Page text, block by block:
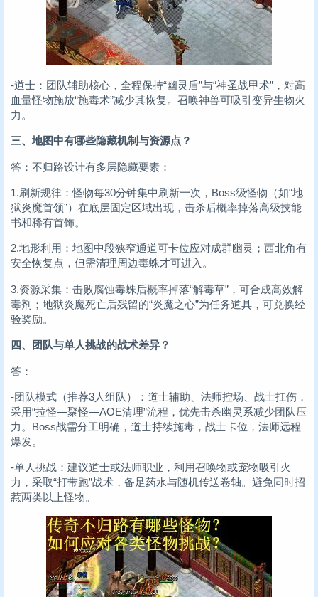
-道士：团队辅助核心，全程保持“幽灵盾”与“神圣战甲术”，对高
血量怪物施放“施毒术”减少其恢复。召唤神兽可吸引变异生物火
力。
三、地图中有哪些隐藏机制与资源点？
答：不归路设计有多层隐藏要素：
1.刷新规律：怪物每30分钟集中刷新一次，Boss级怪物（如“地
狱炎魔首领”）在底层固定区域出现，击杀后概率掉落高级技能
书和稀有首饰。
2.地形利用：地图中段狭窄通道可卡位应对成群幽灵；西北角有
安全恢复点，但需清理周边毒蛛才可进入。
3.资源采集：击败腐蚀毒蛛后概率掉落“解毒草”，可合成高效解
毒剂；地狱炎魔死亡后残留的“炎魔之心”为任务道具，可兑换经
验奖励。
四、团队与单人挑战的战术差异？
答：
-团队模式（推荐3人组队）：道士辅助、法师控场、战士扛伤，
采用“拉怪—聚怪—AOE清理”流程，优先击杀幽灵系减少团队压
力。Boss战需分工明确，道士持续施毒，战士卡位，法师远程
爆发。
-单人挑战：建议道士或法师职业，利用召唤物或宠物吸引火
力，采取“打带跑”战术，备足药水与随机传送卷轴。避免同时招
惹两类以上怪物。